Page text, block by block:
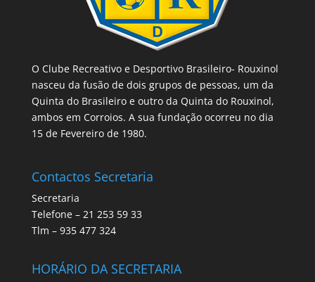
O Clube Recreativo e Desportivo Brasileiro- Rouxinol
nasceu da fusão de dois grupos de pessoas, um da
Quinta do Brasileiro e outro da Quinta do Rouxinol,
ambos em Corroios. A sua fundação ocorreu no dia
15 de Fevereiro de 1980.
Contactos Secretaria
Secretaria
Telefone – 21 253 59 33
Tlm – 935 477 324
HORÁRIO DA SECRETARIA